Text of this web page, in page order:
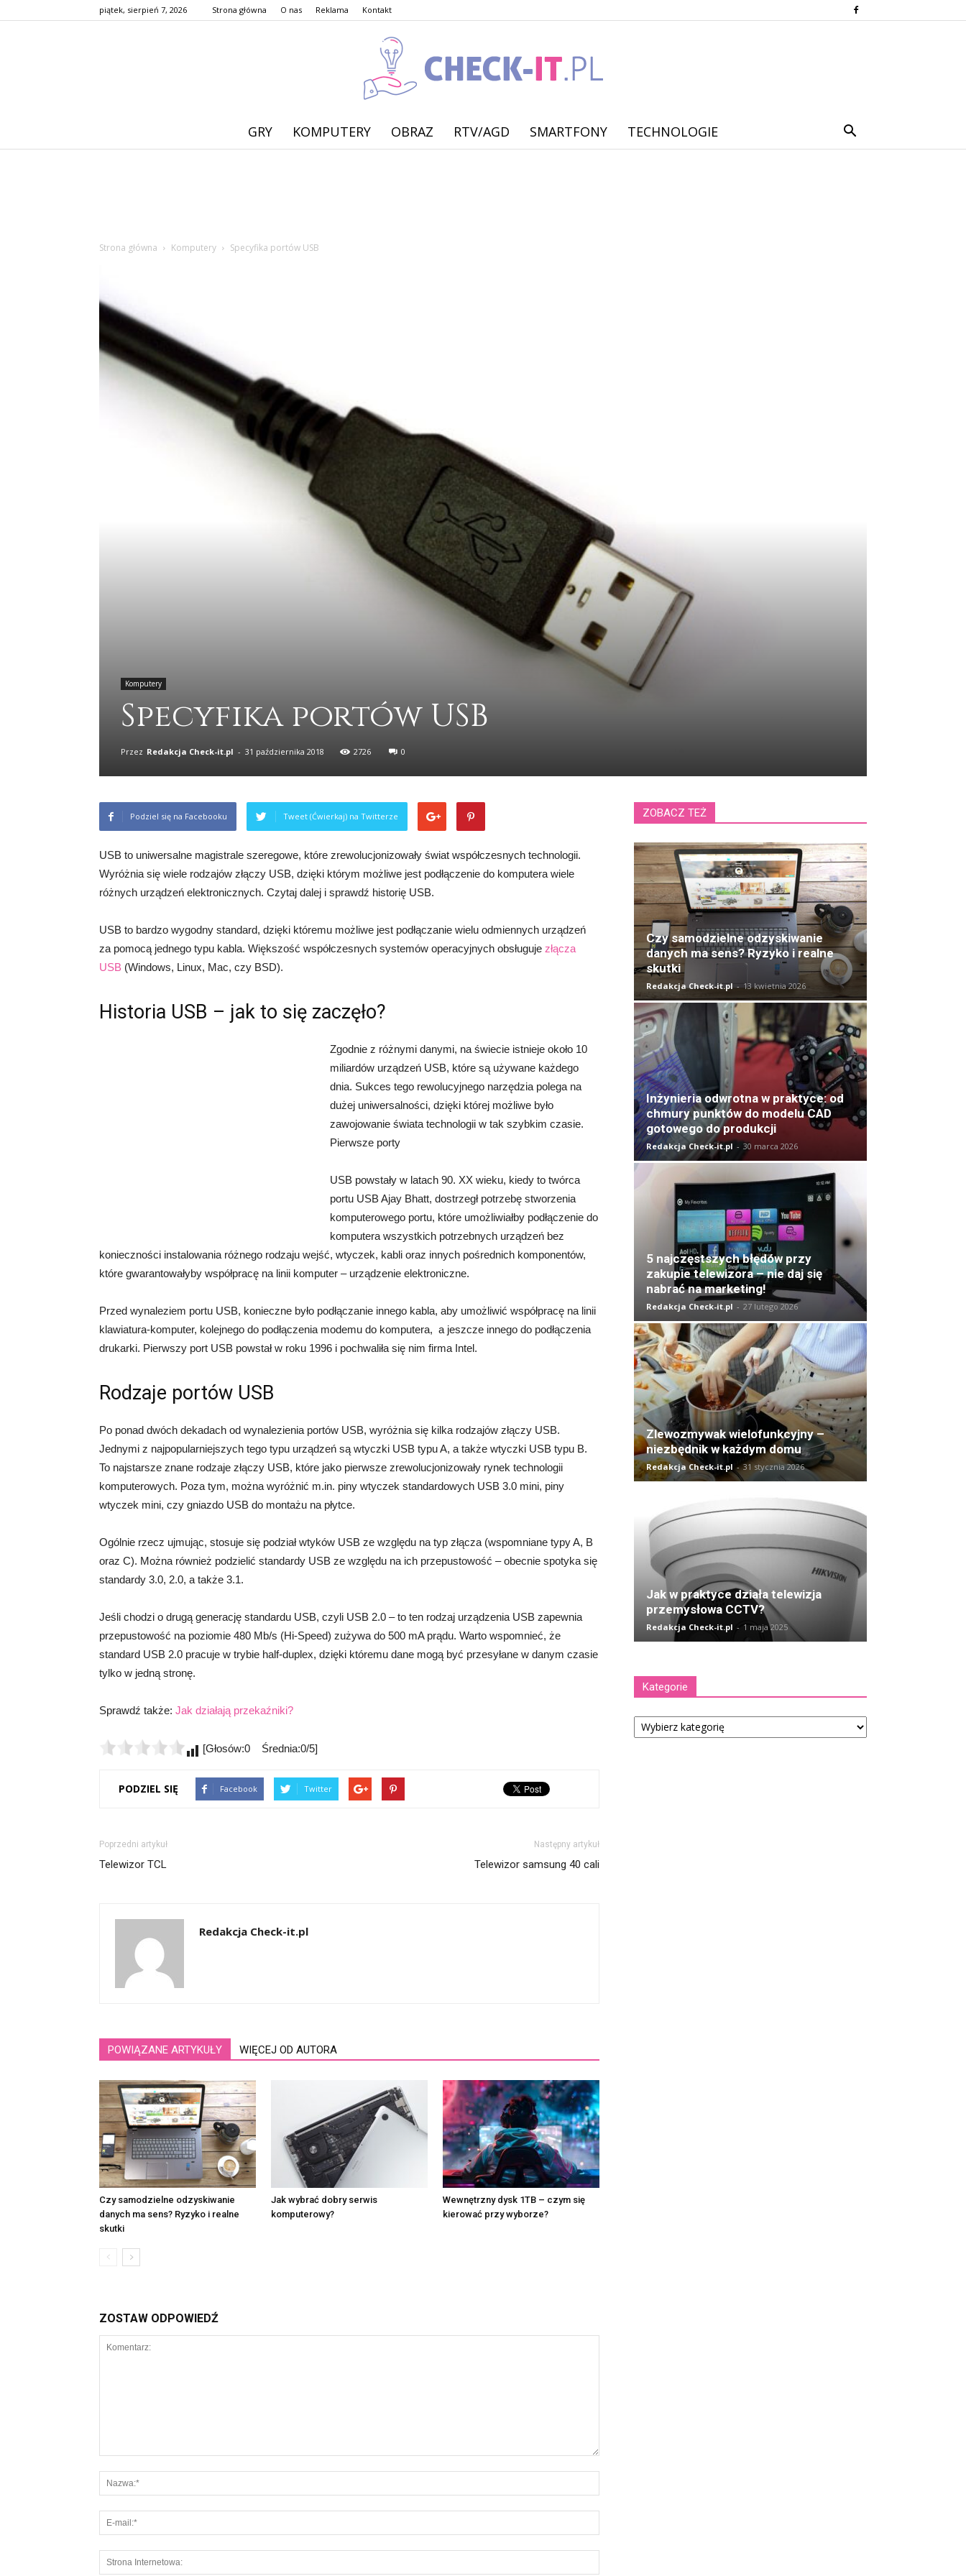
piątek, sierpień 7, 2026 Strona główna O nas Reklama Kontakt
check-
GRY KOMPUTERY OBRAZ RTV/AGD SMARTFONY TECHNOLOGIE
Strona główna Komputery Specyfika portów USB
Komputery
Specyfika portów USB
Przez Redakcja Check-it.pl - 31 października 2018 2726 0
Podziel się na Facebooku Tweet (Ćwierkaj) na Twitterze
USB to uniwersalne magistrale szeregowe, które zrewolucjonizowały świat współczesnych technologii.
Wyróżnia się wiele rodzajów złączy USB, dzięki którym możliwe jest podłączenie do komputera wiele
różnych urządzeń elektronicznych. Czytaj dalej i sprawdź historię USB.
USB to bardzo wygodny standard, dzięki któremu możliwe jest podłączanie wielu odmiennych urządzeń
za pomocą jednego typu kabla. Większość współczesnych systemów operacyjnych obsługuje złącza
USB (Windows, Linux, Mac, czy BSD).
Historia USB – jak to się zaczęło?
Zgodnie z różnymi danymi, na świecie istnieje około 10
miliardów urządzeń USB, które są używane każdego
dnia. Sukces tego rewolucyjnego narzędzia polega na
dużej uniwersalności, dzięki której możliwe było
zawojowanie świata technologii w tak szybkim czasie.
Pierwsze porty
USB powstały w latach 90. XX wieku, kiedy to twórca
portu USB Ajay Bhatt, dostrzegł potrzebę stworzenia
komputerowego portu, które umożliwiałby podłączenie do
komputera wszystkich potrzebnych urządzeń bez
konieczności instalowania różnego rodzaju wejść, wtyczek, kabli oraz innych pośrednich komponentów,
które gwarantowałyby współpracę na linii komputer – urządzenie elektroniczne.
Przed wynaleziem portu USB, konieczne było podłączanie innego kabla, aby umożliwić współpracę na linii
klawiatura-komputer, kolejnego do podłączenia modemu do komputera, a jeszcze innego do podłączenia
drukarki. Pierwszy port USB powstał w roku 1996 i pochwaliła się nim firma Intel.
Rodzaje portów USB
Po ponad dwóch dekadach od wynalezienia portów USB, wyróżnia się kilka rodzajów złączy USB.
Jednymi z najpopularniejszych tego typu urządzeń są wtyczki USB typu A, a także wtyczki USB typu B.
To najstarsze znane rodzaje złączy USB, które jako pierwsze zrewolucjonizowały rynek technologii
komputerowych. Poza tym, można wyróżnić m.in. piny wtyczek standardowych USB 3.0 mini, piny
wtyczek mini, czy gniazdo USB do montażu na płytce.
Ogólnie rzecz ujmując, stosuje się podział wtyków USB ze względu na typ złącza (wspomniane typy A, B
oraz C). Można również podzielić standardy USB ze względu na ich przepustowość – obecnie spotyka się
standardy 3.0, 2.0, a także 3.1.
Jeśli chodzi o drugą generację standardu USB, czyli USB 2.0 – to ten rodzaj urządzenia USB zapewnia
przepustowość na poziomie 480 Mb/s (Hi-Speed) zużywa do 500 mA prądu. Warto wspomnieć, że
standard USB 2.0 pracuje w trybie half-duplex, dzięki któremu dane mogą być przesyłane w danym czasie
tylko w jedną stronę.
Sprawdź także: Jak działają przekaźniki?
[Głosów:0 Średnia:0/5]
PODZIEL SIĘ Facebook Twitter
Poprzedni artykuł
Telewizor TCL
Następny artykuł
Telewizor samsung 40 cali
Redakcja Check-it.pl
POWIĄZANE ARTYKUŁY WIĘCEJ OD AUTORA
Czy samodzielne odzyskiwanie
danych ma sens? Ryzyko i realne
skutki
Jak wybrać dobry serwis
komputerowy?
Wewnętrzny dysk 1TB – czym się
kierować przy wyborze?
ZOSTAW ODPOWIEDŹ
ZOBACZ TEŻ
Czy samodzielne odzyskiwanie
danych ma sens? Ryzyko i realne
skutki
Redakcja Check-it.pl - 13 kwietnia 2026
Inżynieria odwrotna w praktyce: od
chmury punktów do modelu CAD
gotowego do produkcji
Redakcja Check-it.pl - 30 marca 2026
5 najczęstszych błędów przy
zakupie telewizora – nie daj się
nabrać na marketing!
Redakcja Check-it.pl - 27 lutego 2026
Zlewozmywak wielofunkcyjny –
niezbędnik w każdym domu
Redakcja Check-it.pl - 31 stycznia 2026
Jak w praktyce działa telewizja
przemysłowa CCTV?
Redakcja Check-it.pl - 1 maja 2025
Kategorie
Kategorie